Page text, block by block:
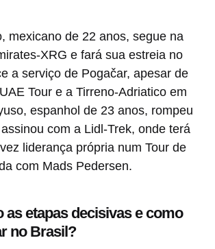
mexicano de 22 anos, segue na
XRG e fará sua estreia no
a serviço de Pogačar, apesar de
Tour e a Tirreno-Adriatico em
espanhol de 23 anos, rompeu
com a Lidl-Trek, onde terá
liderança própria num Tour de
com Mads Pedersen.
as etapas decisivas e como
no Brasil?